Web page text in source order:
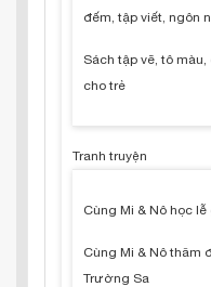
đếm, tập viết, ngôn
Sách tập vẽ, tô màu,
cho trẻ
Tranh truyện
Cùng Mi & Nô học lễ
Cùng Mi & Nô thăm
Trường Sa